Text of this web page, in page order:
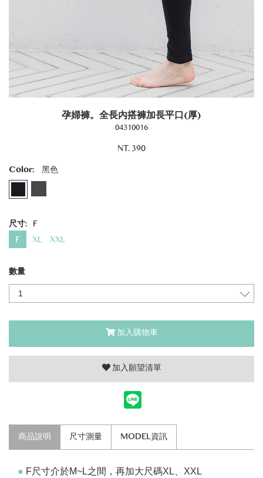
孕婦褲。全長內搭褲加長平口(厚)
04310016
NT. 390
Color:
黑色
尺寸: F
F
XL XXL
數量
加入購物車
加入願望清單
商品說明 尺寸測量 MODEL資訊
● F尺寸介於M~L之間，再加大尺碼XL、XXL